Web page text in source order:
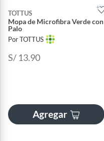
TOTTUS
Mopa de Microfibra Verde con
Palo
Por TOTTUS
S/ 13.90
Agregar